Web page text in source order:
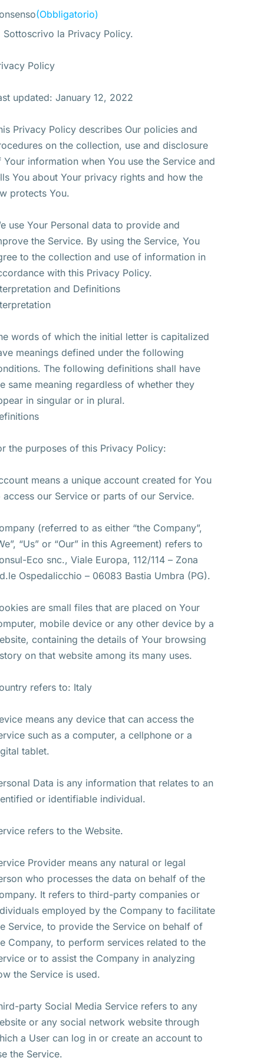
(Obbligatorio)
Sottoscrivo la Privacy Policy.
Policy
updated: January 12, 2022
Privacy Policy describes Our policies and
on the collection, use and disclosure
Your information when You use the Service and
You about Your privacy rights and how the
protects You.
use Your Personal data to provide and
the Service. By using the Service, You
to the collection and use of information in
with this Privacy Policy.
and Definitions
words of which the initial letter is capitalized
meanings defined under the following
The following definitions shall have
same meaning regardless of whether they
in singular or in plural.
the purposes of this Privacy Policy:
means a unique account created for You
access our Service or parts of our Service.
(referred to as either “the Company”,
“Us” or “Our” in this Agreement) refers to
Eco snc., Viale Europa, 112/114 – Zona
Ospedalicchio – 06083 Bastia Umbra (PG).
are small files that are placed on Your
mobile device or any other device by a
containing the details of Your browsing
on that website among its many uses.
refers to: Italy
means any device that can access the
such as a computer, a cellphone or a
tablet.
Data is any information that relates to an
or identifiable individual.
refers to the Website.
Provider means any natural or legal
who processes the data on behalf of the
It refers to third-party companies or
employed by the Company to facilitate
Service, to provide the Service on behalf of
Company, to perform services related to the
or to assist the Company in analyzing
the Service is used.
party Social Media Service refers to any
or any social network website through
a User can log in or create an account to
the Service.